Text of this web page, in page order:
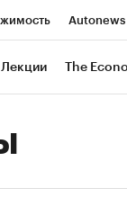
Autonews
Курсы РБК Life
СПб
Лекции The